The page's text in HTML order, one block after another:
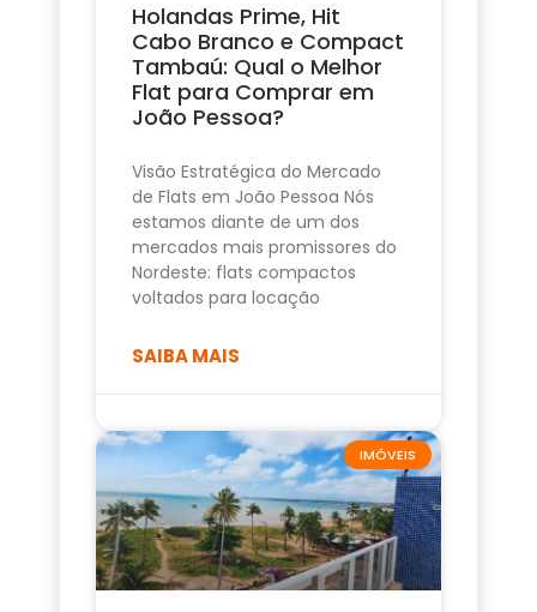
Holandas Prime, Hit
Cabo Branco e Compact
Tambaú: Qual o Melhor
Flat para Comprar em
João Pessoa?
Visão Estratégica do Mercado
de Flats em João Pessoa Nós
estamos diante de um dos
mercados mais promissores do
Nordeste: flats compactos
voltados para locação
SAIBA MAIS
IMÓVEIS